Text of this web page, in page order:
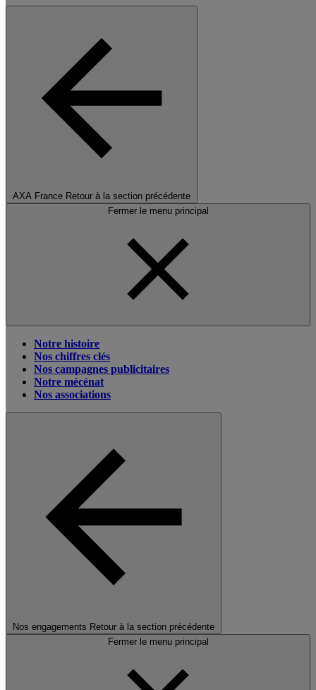
AXA France Retour à la section précédente
Fermer le menu principal
Notre histoire
Nos chiffres clés
Nos campagnes publicitaires
Notre mécénat
Nos associations
Nos engagements Retour à la section précédente
Fermer le menu principal